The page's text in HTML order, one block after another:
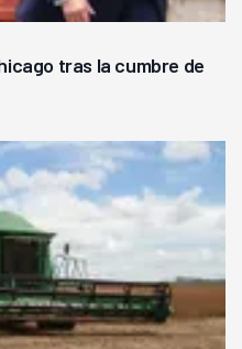
tras la cumbre de